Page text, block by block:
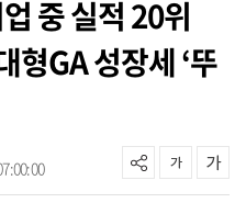
중 실적 20위
형GA 성장세 ‘뚜